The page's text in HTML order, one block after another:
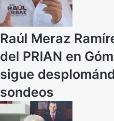
Raúl Meraz
del PRIAN en
sigue
sondeos